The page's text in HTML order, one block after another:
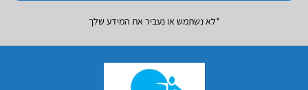
*לא נשתמש או נעביר את המידע שלך